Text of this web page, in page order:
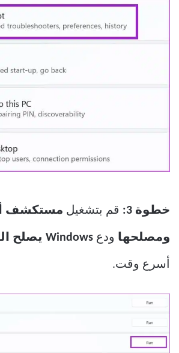
خطوة 3: قم بتشغيل مستكشف
ومصلحها ودع Windows يصلح المشكلة
أسرع وقت.